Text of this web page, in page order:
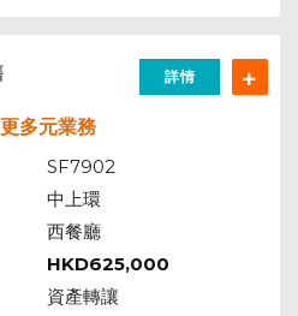
詳情
多元業務
SF7902
中上環
西餐廳
HKD625,000
資產轉讓